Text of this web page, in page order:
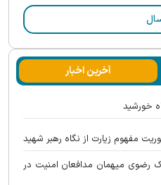
آخرین اخبار
خورشید
مفهوم زیارت از نگاه رهبر شهید
رضوی میهمان مدافعان امنیت در